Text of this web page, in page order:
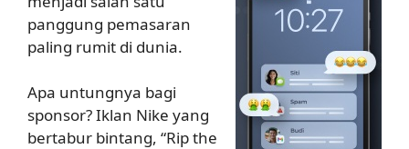
panggung pemasaran
paling rumit di dunia.
Apa untungnya bagi
sponsor? Iklan Nike yang
bertabur bintang, “Rip the